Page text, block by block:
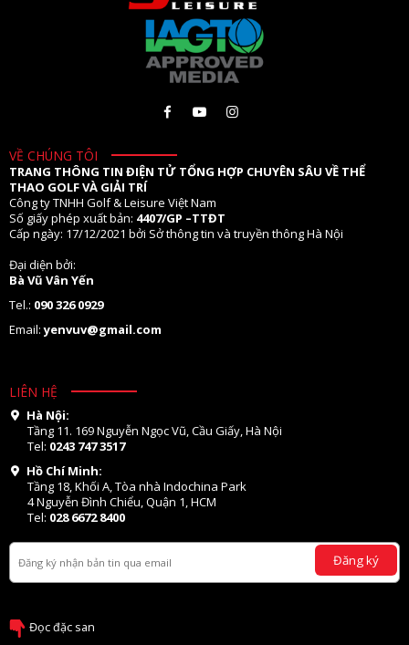
VỀ CHÚNG TÔI
TRANG THÔNG TIN ĐIỆN TỬ TỔNG HỢP CHUYÊN SÂU VỀ THỂ
THAO GOLF VÀ GIẢI TRÍ
Công ty TNHH Golf & Leisure Việt Nam
Số giấy phép xuất bản: 4407/GP –TTĐT
Cấp ngày: 17/12/2021 bởi Sở thông tin và truyền thông Hà Nội
Đại diện bởi:
Bà Vũ Vân Yến
Tel.: 090 326 0929
Email:yenvuv@gmail.com
LIÊN HỆ
Hà Nội:
Tầng 11. 169 Nguyễn Ngọc Vũ, Cầu Giấy, Hà Nội
Tel: 0243 747 3517
Hồ Chí Minh:
Tầng 18, Khối A, Tòa nhà Indochina Park
4 Nguyễn Đình Chiểu, Quận 1, HCM
Tel: 028 6672 8400
Đăng ký
Đọc đặc san